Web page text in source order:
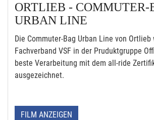
ORTLIEB - COMMUTER-
URBAN LINE
Die Commuter-Bag Urban Line von Ortlieb
Fachverband VSF in der Pruduktgruppe
beste Verarbeitung mit dem all-ride
ausgezeichnet.
FILM ANZEIGEN